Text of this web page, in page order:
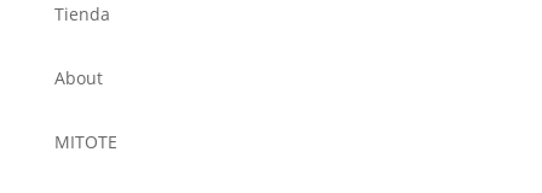
Tienda
About
MITOTE